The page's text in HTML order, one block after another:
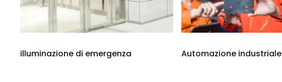
illuminazione di emergenza Automazione industriale